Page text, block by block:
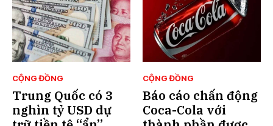
CỘNG ĐỒNG
Trung Quốc có 3
nghìn tỷ USD dự
CỘNG ĐỒNG
Báo cáo chấn động
Coca-Cola với